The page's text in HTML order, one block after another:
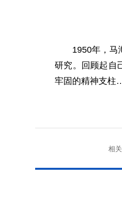
1950年，马海
研究。回顾起自
牢固的精神支柱
相